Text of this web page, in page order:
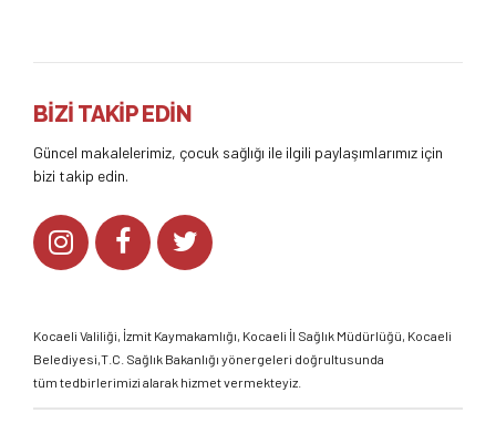
BİZİ TAKİP EDİN
Güncel makalelerimiz, çocuk sağlığı ile ilgili paylaşımlarımız için
bizi takip edin.
Kocaeli Valiliği, İzmit Kaymakamlığı, Kocaeli İl Sağlık Müdürlüğü, Kocaeli
Belediyesi,T.C. Sağlık Bakanlığı yönergeleri doğrultusunda
tüm tedbirlerimizi alarak hizmet vermekteyiz.